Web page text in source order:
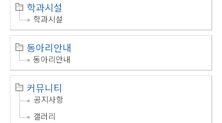
학과시설
학과시설
동아리안내
동아리안내
커뮤니티
공지사항
갤러리